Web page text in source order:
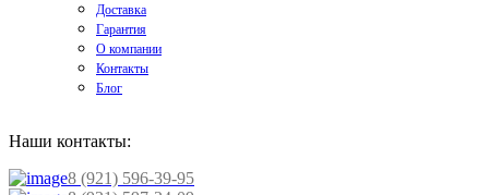
Доставка
Гарантия
О компании
Контакты
Блог
Наши контакты:
8 (921) 596-39-95